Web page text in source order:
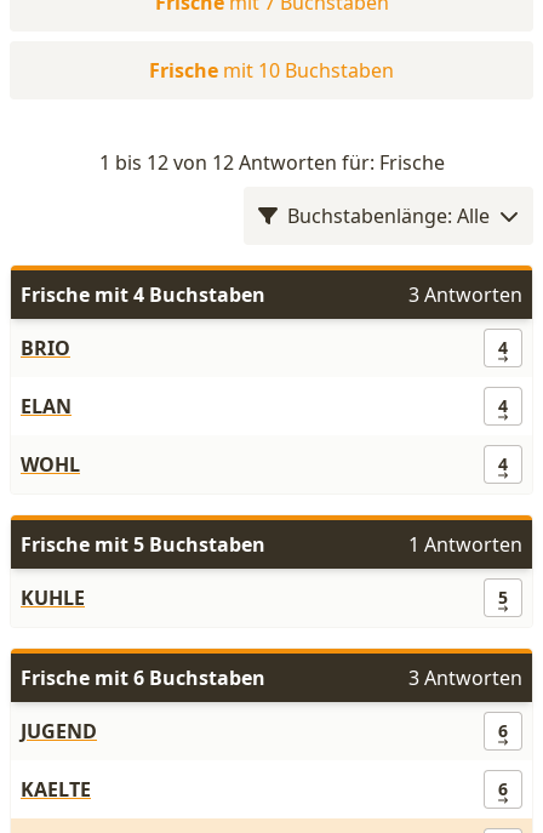
Frische mit 10 Buchstaben
1 bis 12 von 12 Antworten für: Frische
Buchstabenlänge: Alle
Frische mit 4 Buchstaben
3 Antworten
BRIO
4
ELAN 4
WOHL 4
Frische mit 5 Buchstaben
1 Antworten
KUHLE
5
Frische mit 6 Buchstaben
3 Antworten
JUGEND
6
KAELTE 6